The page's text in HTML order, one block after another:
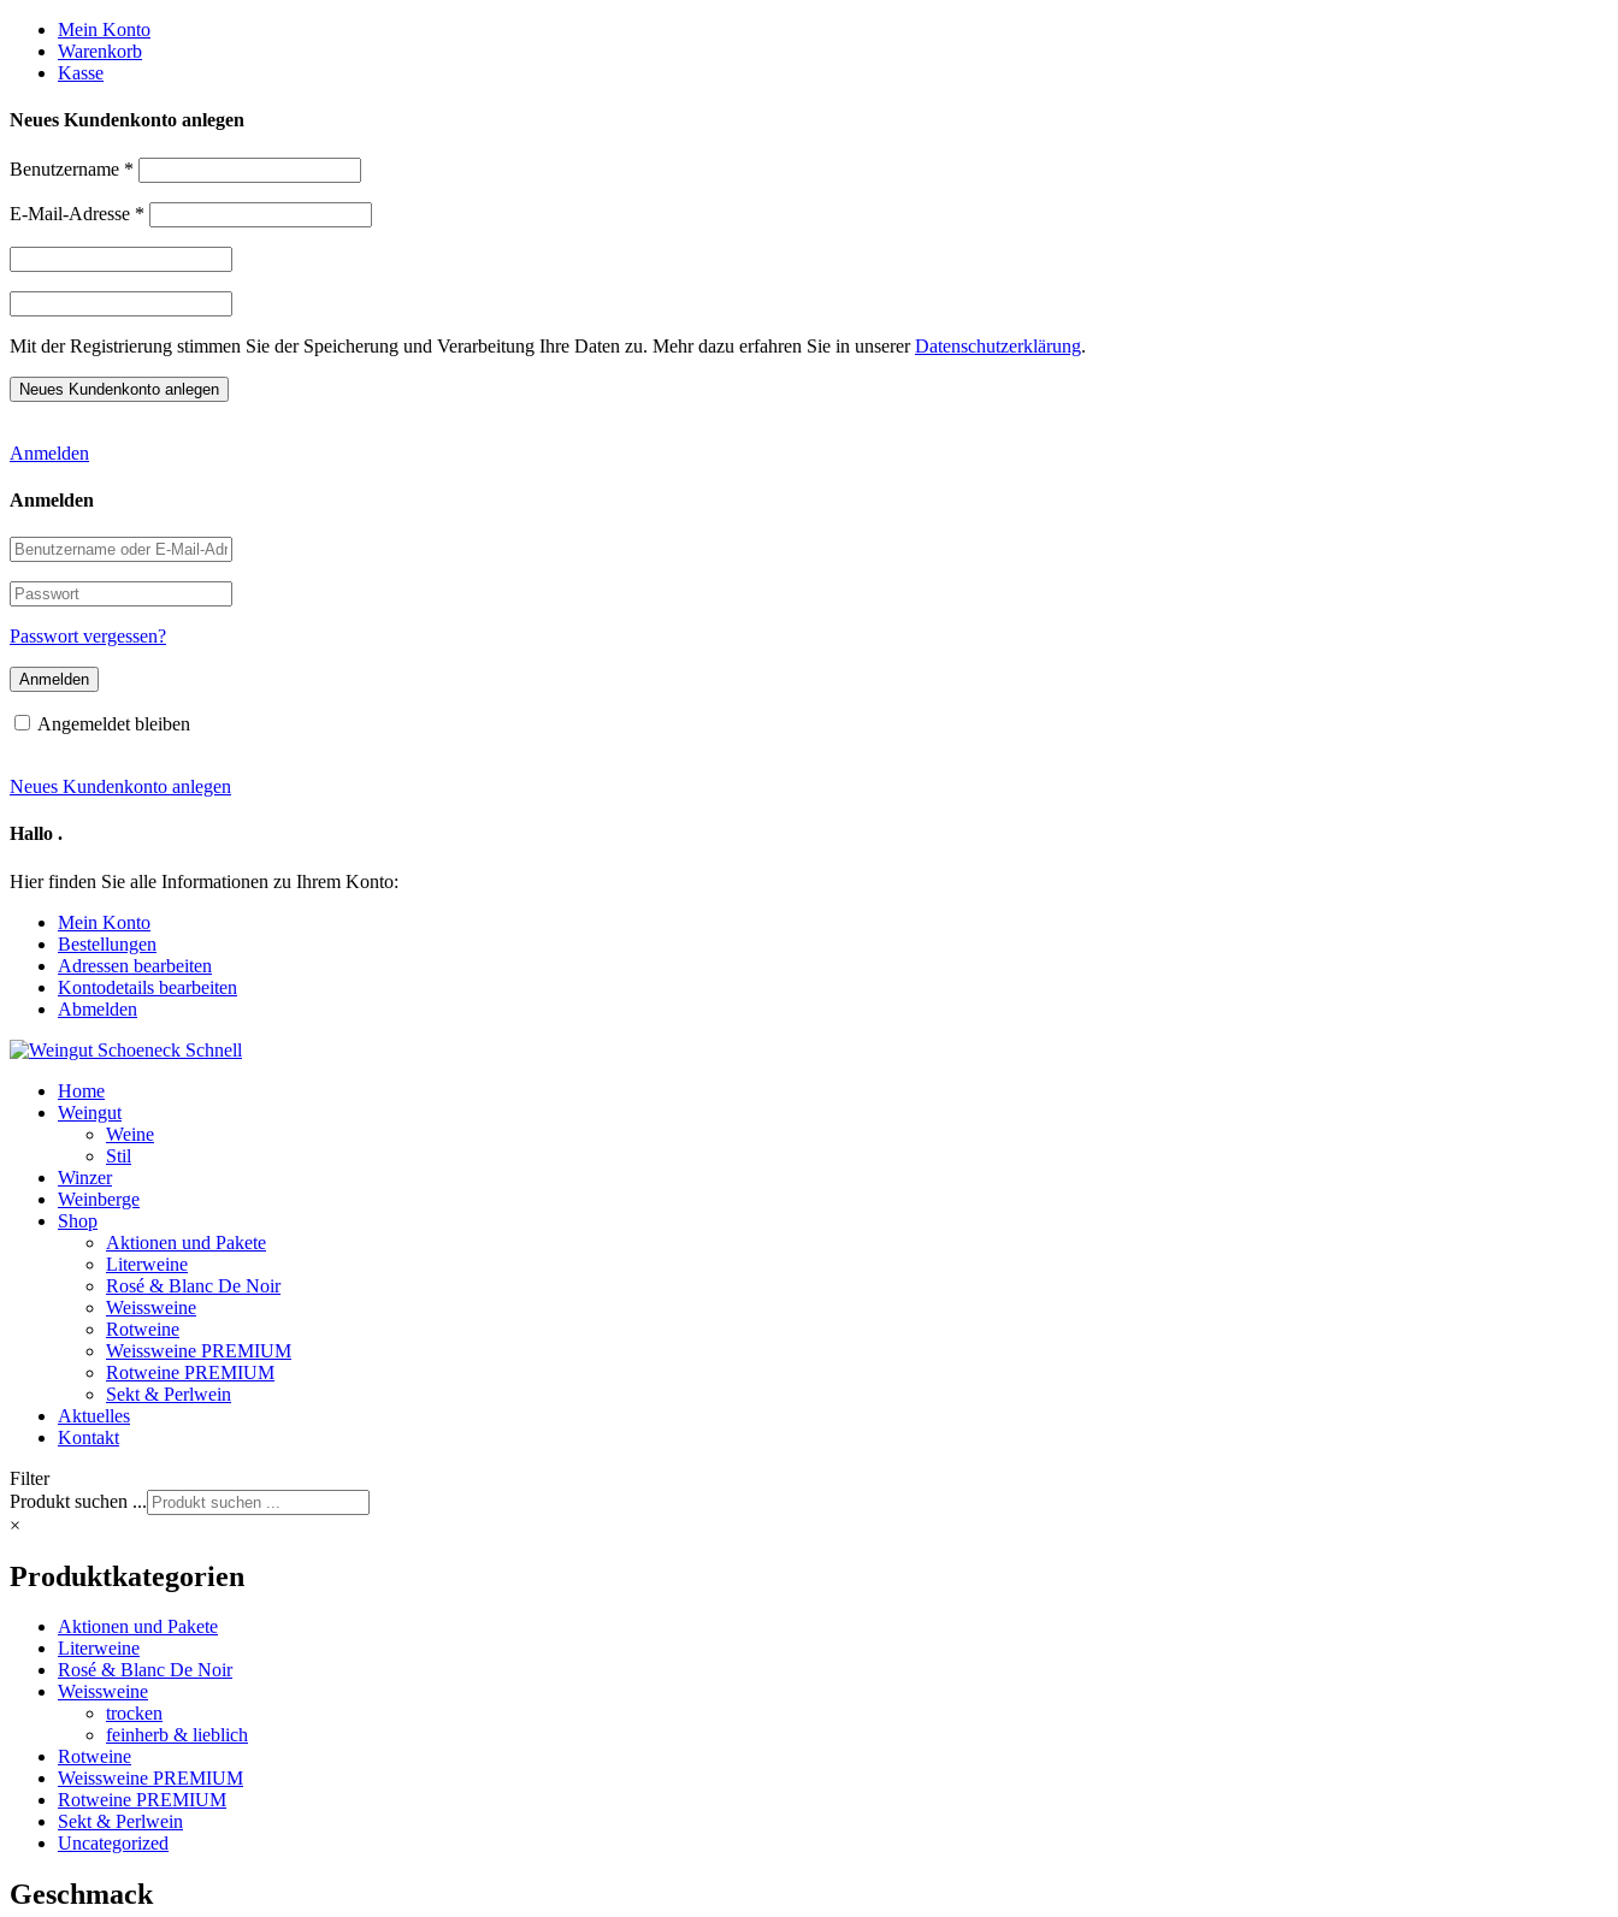
Weiter
zum
Inhalt
Mein Konto
Warenkorb
Kasse
Neues Kundenkonto anlegen
Benutzername *
E-Mail-Adresse *
Mit der Registrierung stimmen Sie der Speicherung und Verarbeitung Ihre Daten zu. Mehr dazu erfahren Sie in unsererDatenschutzerklärung.
Anmelden
Anmelden
Benutzername
oder
E-
Mail-
Adresse
Passwort
Passwort vergessen?
Angemeldet bleiben
Neues Kundenkonto anlegen
Hallo .
Hier finden Sie alle Informationen zu Ihrem Konto:
Mein Konto
Bestellungen
Adressen bearbeiten
Kontodetails bearbeiten
Abmelden
Home
Weingut
Weine
Stil
Winzer
Weinberge
Shop
Aktionen und Pakete
Literweine
Rosé & Blanc De Noir
Weissweine
Rotweine
Weissweine PREMIUM
Rotweine PREMIUM
Sekt & Perlwein
Aktuelles
Kontakt
Filter
Produkt suchen ...
×
Produktkategorien
Aktionen und Pakete
Literweine
Rosé & Blanc De Noir
Weissweine
trocken
feinherb & lieblich
Rotweine
Weissweine PREMIUM
Rotweine PREMIUM
Sekt & Perlwein
Uncategorized
Geschmack